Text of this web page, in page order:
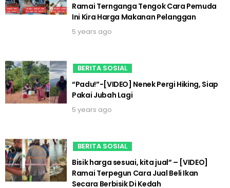
Ramai Ternganga Tengok Cara Pemuda
Ini Kira Harga Makanan Pelanggan
5 years ago
BERITA SOSIAL
“Padu!”-[VIDEO] Nenek Pergi Hiking, Siap
Pakai Jubah Lagi
5 years ago
BERITA SOSIAL
Bisik harga sesuai, kita jual” – [VIDEO]
Ramai Terpegun Cara Jual Beli Ikan
Secara Berbisik Di Kedah